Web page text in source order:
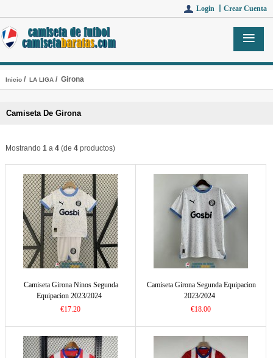
Login 丨 Crear Cuenta
Inicio/ LA LIGA/ Girona
Camiseta De Girona
Mostrando 1a 4(de 4productos)
Camiseta Girona Ninos Segunda
Equipacion 2023/2024
€17.20
Camiseta Girona Segunda Equipacion
2023/2024
€18.00